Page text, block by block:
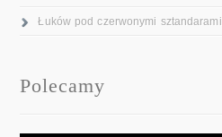
Łuków pod czerwonymi sztandarami
Polecamy